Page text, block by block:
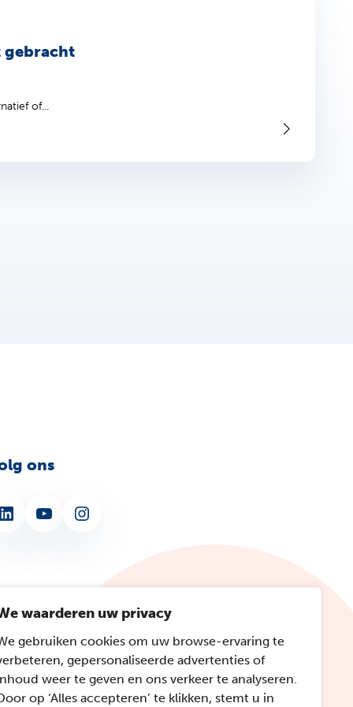
waarderen uw privacy
gebruiken cookies om uw browse-ervaring te
gepersonaliseerde advertenties of
weer te geven en ons verkeer te analyseren.
op ‘Alles accepteren’ te klikken, stemt u in
gebracht
of...
ons
LinkedIn YouTube Instagram